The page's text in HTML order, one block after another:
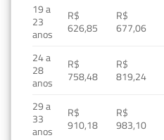
19 a
23
anos
R$
626,85
R$
677,06
24 a
28
anos
R$
758,48
R$
819,24
29 a
33
anos
R$
910,18
R$
983,10